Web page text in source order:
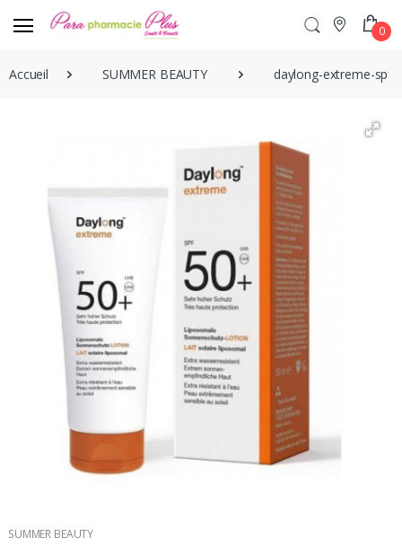
0
Accueil SUMMER BEAUTY daylong-extreme-
SUMMER BEAUTY